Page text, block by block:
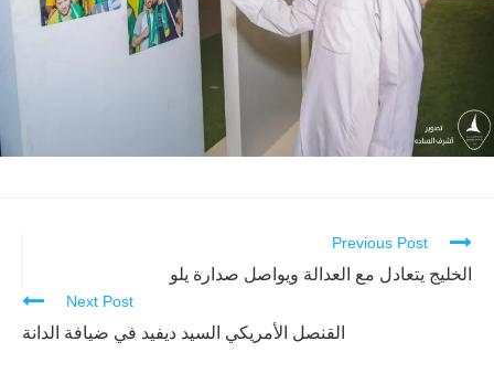
Continue
Reading
Previous Post
الخليج يتعادل مع العدالة ويواصل صدارة يلو
Next Post
القنصل الأمريكي السيد ديفيد في ضيافة الدانة